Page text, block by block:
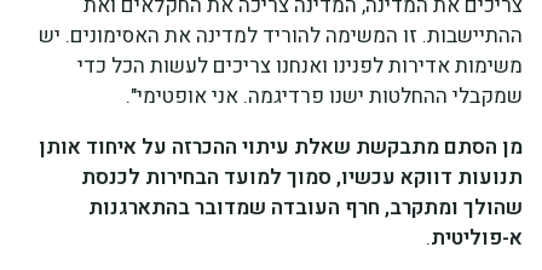
ההתיישבות. זו המשימה להוריד למדינה את האסימונים. יש
משימות אדירות לפנינו ואנחנו צריכים לעשות הכל כדי
שמקבלי ההחלטות ישנו פרדיגמה. אני אופטימי".
מן הסתם מתבקשת שאלת עיתוי ההכרזה על איחוד אותן
תנועות דווקא עכשיו, סמוך למועד הבחירות לכנסת
שהולך ומתקרב, חרף העובדה שמדובר בהתארגנות
א-פוליטית.